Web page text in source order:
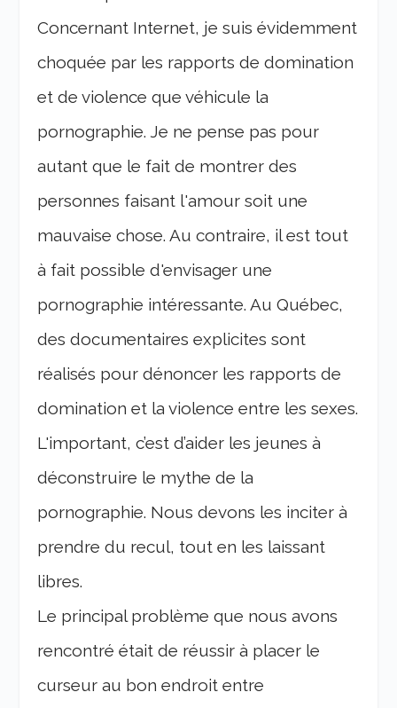
Concernant Internet, je suis évidemment
choquée par les rapports de domination
et de violence que véhicule la
pornographie. Je ne pense pas pour
autant que le fait de montrer des
personnes faisant l'amour soit une
mauvaise chose. Au contraire, il est tout
à fait possible d'envisager une
pornographie intéressante. Au Québec,
des documentaires explicites sont
réalisés pour dénoncer les rapports de
domination et la violence entre les sexes.
L'important, c’est d’aider les jeunes à
déconstruire le mythe de la
pornographie. Nous devons les inciter à
prendre du recul, tout en les laissant
libres.
Le principal problème que nous avons
rencontré était de réussir à placer le
curseur au bon endroit entre